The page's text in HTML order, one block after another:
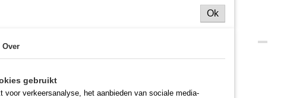
verzerrender Spiegel)
Ein komplettes Set besteht aus 7 x einem sehr großen
Ok
Over
gebruikt
voor verkeersanalyse, het aanbieden van sociale media-